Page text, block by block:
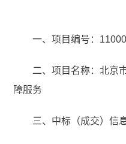
一、项目编号：
二、项目名称：北京
障服务
三、中标（成交）信息